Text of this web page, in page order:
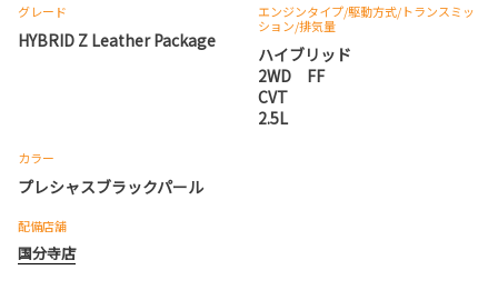
グレード
HYBRID Z Leather Package
エンジンタイプ/駆動方式/トランスミッ
ション/排気量
ハイブリッド
2WD FF
CVT
2.5L
カラー
プレシャスブラックパール
配備店舗
国分寺店